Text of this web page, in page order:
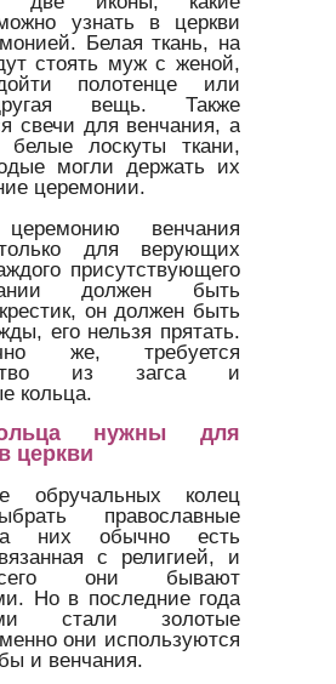
узнать в церкви
Белая ткань, на
стоять муж с женой,
полотенце или
вещь. Также
свечи для венчания, а
лоскуты ткани,
могли держать их
церемонии.
венчания
для верующих
присутствующего
должен быть
он должен быть
его нельзя прятать.
же, требуется
из загса и
кольца.
нужны для
церкви
обручальных колец
православные
них обычно есть
с религией, и
они бывают
Но в последние года
стали золотые
они используются
и венчания.